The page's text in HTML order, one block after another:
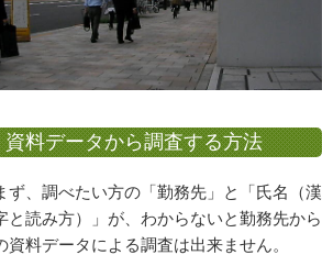
資料データから調査する方法
ず、調べたい方の「勤務先」と「氏名（漢
と読み方）」が、わからないと勤務先から
資料データによる調査は出来ません。